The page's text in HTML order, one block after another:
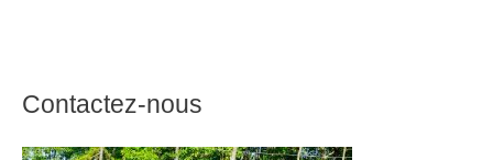
Contactez-nous